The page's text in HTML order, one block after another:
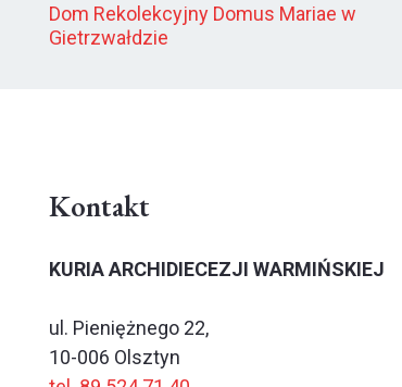
Dom Rekolekcyjny Domus Mariae w
Gietrzwałdzie
Kontakt
KURIA ARCHIDIECEZJI WARMIŃSKIEJ
ul. Pieniężnego 22,
10-006 Olsztyn